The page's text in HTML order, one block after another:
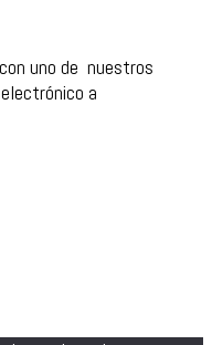
uno de nuestros
a